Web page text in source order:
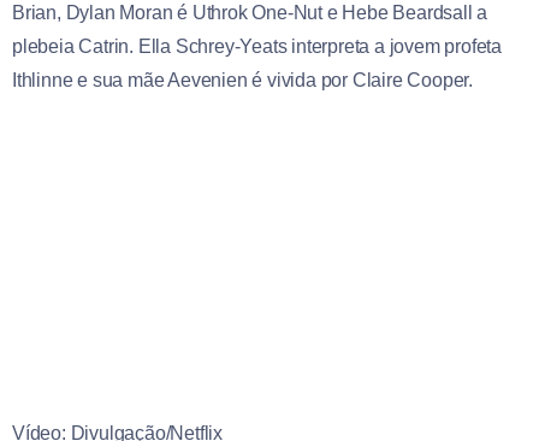
Brian, Dylan Moran é Uthrok One-Nut e Hebe Beardsall a
plebeia Catrin. Ella Schrey-Yeats interpreta a jovem profeta
Ithlinne e sua mãe Aevenien é vivida por Claire Cooper.
Vídeo: Divulgação/Netflix